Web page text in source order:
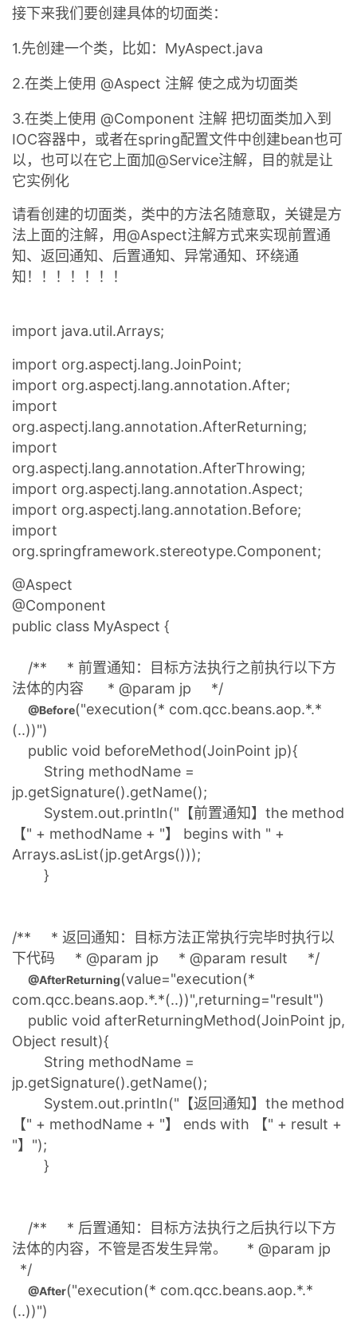
接下来我们要创建具体的切面类：
1.先创建一个类，比如：MyAspect.java
2.在类上使用 @Aspect 注解 使之成为切面类
3.在类上使用 @Component 注解 把切面类加入到
IOC容器中，或者在spring配置文件中创建bean也可
以，也可以在它上面加@Service注解，目的就是让
它实例化
请看创建的切面类，类中的方法名随意取，关键是方
法上面的注解，用@Aspect注解方式来实现前置通
知、返回通知、后置通知、异常通知、环绕通
知！！！！！！！
import java.util.Arrays;
import org.aspectj.lang.JoinPoint;
import org.aspectj.lang.annotation.After;
import
org.aspectj.lang.annotation.AfterReturning;
import
org.aspectj.lang.annotation.AfterThrowing;
import org.aspectj.lang.annotation.Aspect;
import org.aspectj.lang.annotation.Before;
import
org.springframework.stereotype.Component;
@Aspect
@Component
public class MyAspect {
/** * 前置通知：目标方法执行之前执行以下方
法体的内容 * @param jp */
@Before("execution(* com.qcc.beans.aop.*.*
(..))")
public void beforeMethod(JoinPoint jp){
String methodName =
jp.getSignature().getName();
System.out.println("【前置通知】the method
【" + methodName + "】 begins with " +
Arrays.asList(jp.getArgs()));
}
/** * 返回通知：目标方法正常执行完毕时执行以
下代码 * @param jp * @param result */
@AfterReturning(value="execution(*
com.qcc.beans.aop.*.*(..))",returning="result")
public void afterReturningMethod(JoinPoint jp,
Object result){
String methodName =
jp.getSignature().getName();
System.out.println("【返回通知】the method
【" + methodName + "】 ends with 【" + result +
"】");
}
/** * 后置通知：目标方法执行之后执行以下方
法体的内容，不管是否发生异常。 * @param jp
*/
@After("execution(* com.qcc.beans.aop.*.*
(..))")